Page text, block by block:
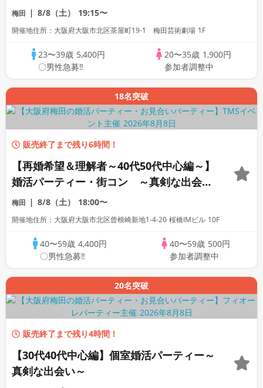
性】【完全着席】【出張占いあり☆】【芸
術劇場内カフェ貸切☆】【熱々！自家製焼
あり！】
梅田 8/8（土） 19:15〜
開催地住所：大阪府大阪市北区茶屋町19-1 梅田芸術劇場 1F
23〜39歳 5,400円
〇男性急募‼
20〜35歳 1,900円
参加者調整中
18名突破
販売終了まで残り6時間！
【再婚希望＆理解者～40代50代中心編～】
婚活パーティー・街コン ～真剣な出会い
～
梅田 8/8（土） 18:00〜
開催地住所：大阪府大阪市北区曾根崎新地1-4-20 桜橋IMビル 10F
40〜59歳 4,400円
〇男性急募‼
40〜59歳 500円
参加者調整中
20名突破
販売終了まで残り4時間！
【30代40代中心編】個室婚活パーティー～
真剣な出会い～